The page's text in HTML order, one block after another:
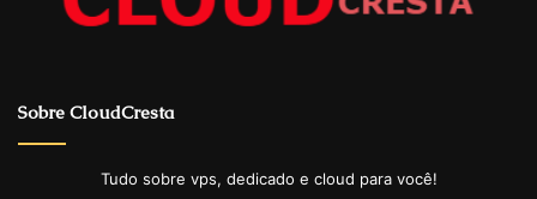
Sobre CloudCresta
Tudo sobre vps, dedicado e cloud para você!